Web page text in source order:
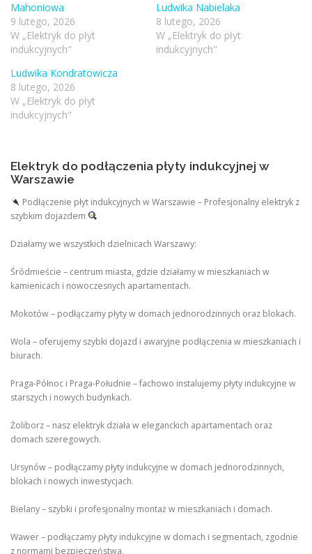
Mahoniowa
9 lutego, 2026
W „Elektryk do płyt
indukcyjnych"
Ludwika Nabielaka
8 lutego, 2026
W „Elektryk do płyt
indukcyjnych"
Ludwika Kondratowicza
8 lutego, 2026
W „Elektryk do płyt
indukcyjnych"
Elektryk do podłączenia płyty indukcyjnej w
Warszawie
Podłączenie płyt indukcyjnych w Warszawie – Profesjonalny elektryk z
szybkim dojazdem
Działamy we wszystkich dzielnicach Warszawy:
Śródmieście – centrum miasta, gdzie działamy w mieszkaniach w
kamienicach i nowoczesnych apartamentach.
Mokotów – podłączamy płyty w domach jednorodzinnych oraz blokach.
Wola – oferujemy szybki dojazd i awaryjne podłączenia w mieszkaniach i
biurach.
Praga-Północ i Praga-Południe – fachowo instalujemy płyty indukcyjne w
starszych i nowych budynkach.
Żoliborz – nasz elektryk działa w eleganckich apartamentach oraz
domach szeregowych.
Ursynów – podłączamy płyty indukcyjne w domach jednorodzinnych,
blokach i nowych inwestycjach.
Bielany – szybki i profesjonalny montaż w mieszkaniach i domach.
Wawer – podłączamy płyty indukcyjne w domach i segmentach, zgodnie
z normami bezpieczeństwa.